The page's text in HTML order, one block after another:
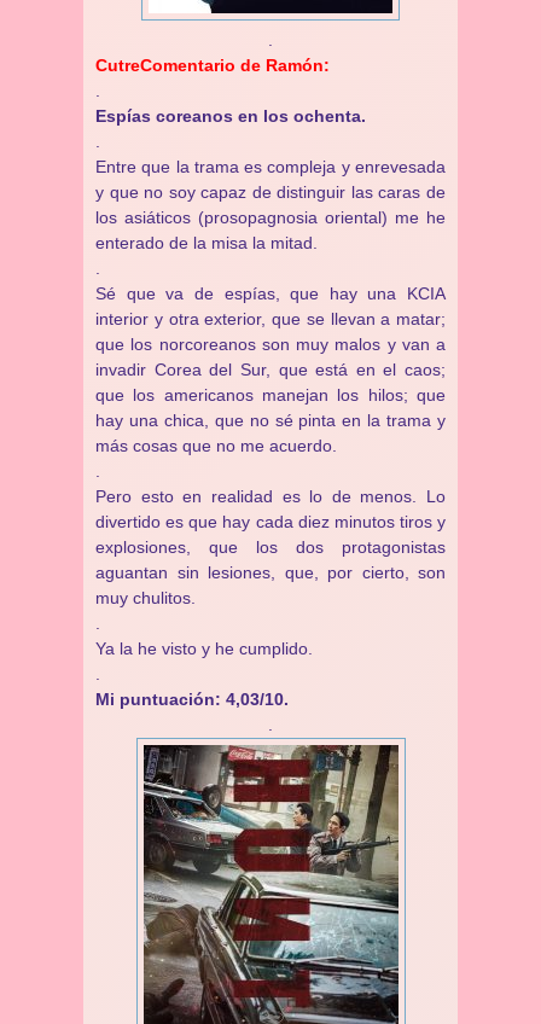
CutreComentario de Ramón:
Espías coreanos en los ochenta.
Entre que la trama es compleja y enrevesada
y que no soy capaz de distinguir las caras de
los asiáticos (prosopagnosia oriental) me he
enterado de la misa la mitad.
Sé que va de espías, que hay una KCIA
interior y otra exterior, que se llevan a matar;
que los norcoreanos son muy malos y van a
invadir Corea del Sur, que está en el caos;
que los americanos manejan los hilos; que
hay una chica, que no sé pinta en la trama y
más cosas que no me acuerdo.
Pero esto en realidad es lo de menos. Lo
divertido es que hay cada diez minutos tiros y
explosiones, que los dos protagonistas
aguantan sin lesiones, que, por cierto, son
muy chulitos.
Ya la he visto y he cumplido.
Mi puntuación: 4,03/10.